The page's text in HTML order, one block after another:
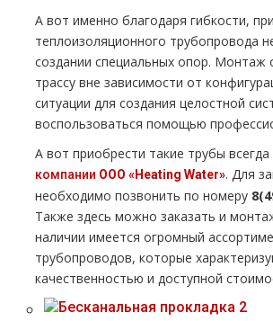
А вот именно благодаря гибкости,
теплоизоляционного тpубопровода
создании специальных опор. Монтаж
трассу вне зависимости от
ситуации для создания целостной
воспользоваться помощью
А вот приобрести такие тpубы
компании ООО «Heating Water». Для
необходимо позвонить по номеру
Также здесь можно заказать и
наличии имеется огромный
тpубопроводов, которые
качественностью и доступной